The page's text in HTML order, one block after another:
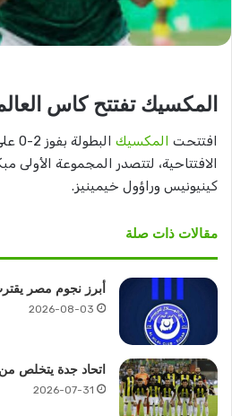
المكسيك تفتتح كاس العالم
افتتحت المكسيك
الافتتاحية، لتتصدر المجموعة
كينيونيس وراؤول خيمينيز.
مقالات ذات صلة
أبرز نجوم مصر
2026-08-03
اتحاد جدة يتخلص
2026-07-31